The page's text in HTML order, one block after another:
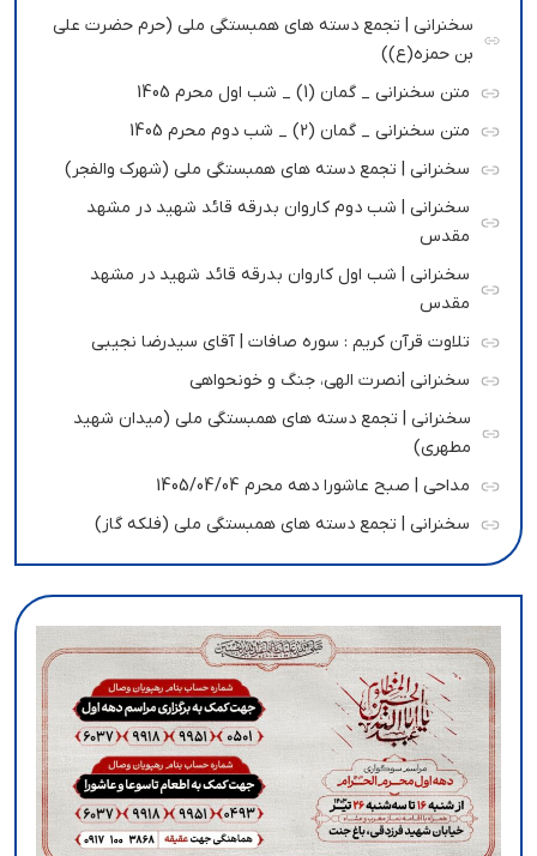
سخنرانی | تجمع دسته های همبستگی ملی (حرم حضرت علی
بن حمزه(ع))
متن سخنرانی _ گمان (1) _ شب اول محرم 1405
متن سخنرانی _ گمان (2) _ شب دوم محرم 1405
سخنرانی | تجمع دسته های همبستگی ملی (شهرک والفجر)
سخنرانی | شب دوم کاروان بدرقه قائد شهید در مشهد
مقدس
سخنرانی | شب اول کاروان بدرقه قائد شهید در مشهد
مقدس
تلاوت قرآن کریم : سوره صافات | آقای سیدرضا نجیبی
سخنرانی |نصرت الهی، جنگ و خونحواهی
سخنرانی | تجمع دسته های همبستگی ملی (میدان شهید
مطهری)
مداحی | صبح عاشورا دهه محرم 1405/04/04
سخنرانی | تجمع دسته های همبستگی ملی (فلکه گاز)